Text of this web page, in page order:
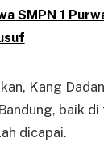
SMPN 1
Kang
baik
dicapai.